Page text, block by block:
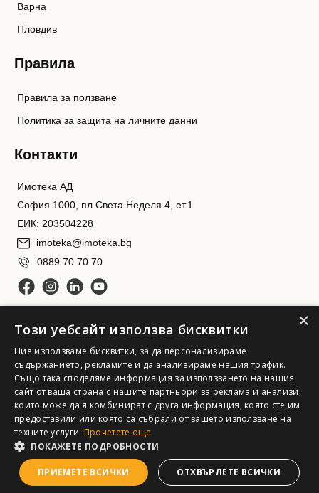
Варна
Пловдив
Правила
Правила за ползване
Политика за защита на личните данни
Контакти
Имотека АД
София 1000, пл.Света Неделя 4, ет.1
ЕИК: 203504228
imoteka@imoteka.bg
0889 70 70 70
Имотека АД. Всички права запазени
×
Този уебсайт използва бисквитки
Ние използваме бисквитки, за да персонализираме
съдържанието, рекламите и да анализираме нашия трафик.
Също така споделяме информация за използването на нашия
сайт от ваша страна с нашите партньори за реклама и анализи,
които може да я комбинират с друга информация, която сте им
предоставили или която са събрали от вашето използване на
техните услуги. Прочетете още
ПОКАЖЕТЕ ПОДРОБНОСТИ
ПРИЕМЕТЕ ВСИЧКИ ОТХВЪРЛЕТЕ ВСИЧКИ